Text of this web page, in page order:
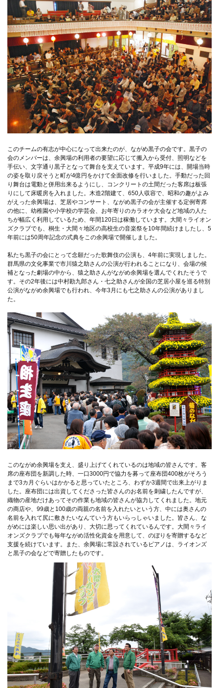
このチームの有志が中心になって出来たのが、ながめ黒子の会です。黒子の
会のメンバーは、余興場の利用者の要望に応じて搬入から受付、照明などを
手伝い、文字通り黒子となって舞台を支えています。平成9年には、開場当時
の姿を取り戻そうと町が4億円をかけて全面改修を行いました。手動だった回
り舞台は電動と併用出来るようにし、コンクリートの土間だった客席は板張
りにして床暖房を入れました。木造2階建て、650人収容で、昭和の趣がよみ
がえった余興場は、芝居やコンサート、ながめ黒子の会が主催する定例寄席
の他に、幼稚園や小学校の学芸会、お年寄りのカラオケ大会など地域の人た
ちが幅広く利用しているため、年間120日は稼働しています。大間々ライオン
ズクラブでも、桐生・大間々地区の高校生の音楽祭を10年間続けましたし、5
年前には50周年記念の式典をこの余興場で開催しました。
私たち黒子の会にとって念願だった歌舞伎の公演も、4年前に実現しました。
群馬県の文化事業で市川猿之助さんの公演が行われることになり、会場の候
補となった劇場の中から、猿之助さんがながめ余興場を選んでくれたそうで
す。その2年後には中村勘九郎さん・七之助さんが全国の芝居小屋を巡る特別
公演がながめ余興場でも行われ、今年3月にも七之助さんの公演がありまし
た。
このながめ余興場を支え、盛り上げてくれているのは地域の皆さんです。客
席の座布団を新調した時、一口3000円で協力を募って座布団400枚がそろう
まで3カ月ぐらいはかかると思っていたところ、わずか3週間で出来上がりま
した。座布団には出資してくださった皆さんのお名前を刺繍したんですが、
織物の産地だけあってその作業も地域の皆さんが協力してくれました。地元
の商店や、99歳と100歳の両親の名前を入れたいという方、中には奥さんの
名前を入れて尻に敷きたいなんていう方もいらっしゃいました。皆さん、な
がめには楽しい思い出があり、大切に思ってくれているんです。大間々ライ
オンズクラブでも毎年ながめ活性化資金を用意して、のぼりを寄贈するなど
支援を続けています。また、余興場に常設されているピアノは、ライオンズ
と黒子の会などで寄贈したものです。